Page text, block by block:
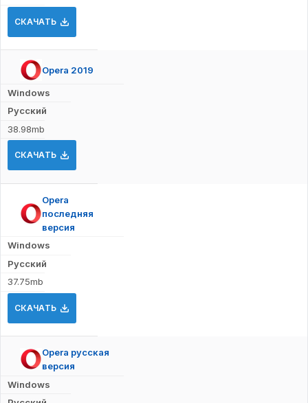
СКАЧАТЬ
Opera 2019
Windows
Русский
38.98mb
СКАЧАТЬ
Opera
последняя
версия
Windows
Русский
37.75mb
СКАЧАТЬ
Opera русская
версия
Windows